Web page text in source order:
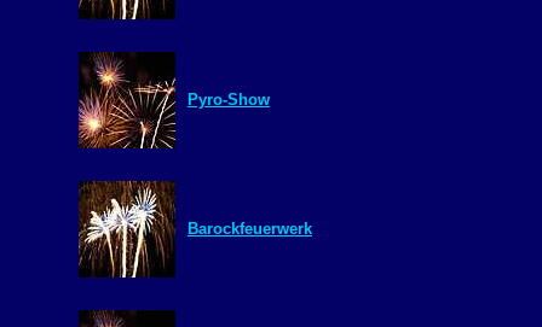
Pyro-Show
Barockfeuerwerk